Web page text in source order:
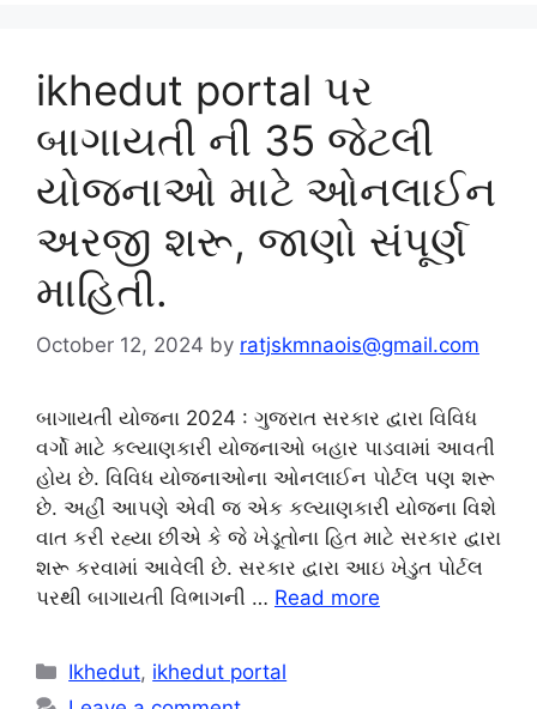
ikhedut portal પર
બાગાયતી ની 35 જેટલી
યોજનાઓ માટે ઓનલાઈન
અરજી શરૂ, જાણો સંપૂર્ણ
માહિતી.
October 12, 2024 by ratjskmnaois@gmail.com
બાગાયતી યોજના 2024 : ગુજરાત સરકાર દ્વારા વિવિધ
વર્ગો માટે કલ્યાણકારી યોજનાઓ બહાર પાડવામાં આવતી
હોય છે. વિવિધ યોજનાઓના ઓનલાઈન પોર્ટલ પણ શરૂ
છે. અહીં આપણે એવી જ એક કલ્યાણકારી યોજના વિશે
વાત કરી રહ્યા છીએ કે જે ખેડૂતોના હિત માટે સરકાર દ્વારા
શરૂ કરવામાં આવેલી છે. સરકાર દ્વારા આઇ ખેડુત પોર્ટલ
પરથી બાગાયતી વિભાગની … Read more
Categories
Ikhedut, ikhedut portal